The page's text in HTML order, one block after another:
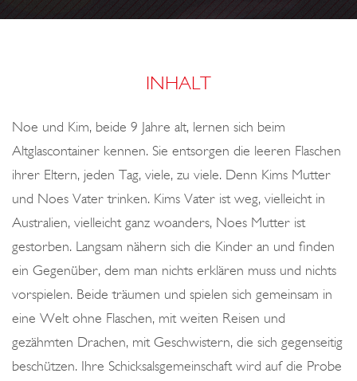
S
L
L
E
N
S
S
T
I
L
L
E
INHALT
Noe und Kim, beide 9 Jahre alt, lernen sich beim
Altglascontainer kennen. Sie entsorgen die leeren Flaschen
ihrer Eltern, jeden Tag, viele, zu viele. Denn Kims Mutter
und Noes Vater trinken. Kims Vater ist weg, vielleicht in
Australien, vielleicht ganz woanders, Noes Mutter ist
gestorben. Langsam nähern sich die Kinder an und finden
ein Gegenüber, dem man nichts erklären muss und nichts
vorspielen. Beide träumen und spielen sich gemeinsam in
eine Welt ohne Flaschen, mit weiten Reisen und
gezähmten Drachen, mit Geschwistern, die sich gegenseitig
beschützen. Ihre Schicksalsgemeinschaft wird auf die Probe